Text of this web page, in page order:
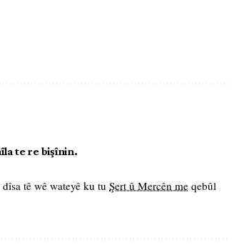
te re bişînin.
tê wê wateyê ku tu Şert û Mercên me qebûl